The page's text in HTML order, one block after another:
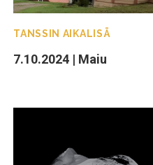
TANSSIN AIKALISÄ
7.10.2024 | Maiu